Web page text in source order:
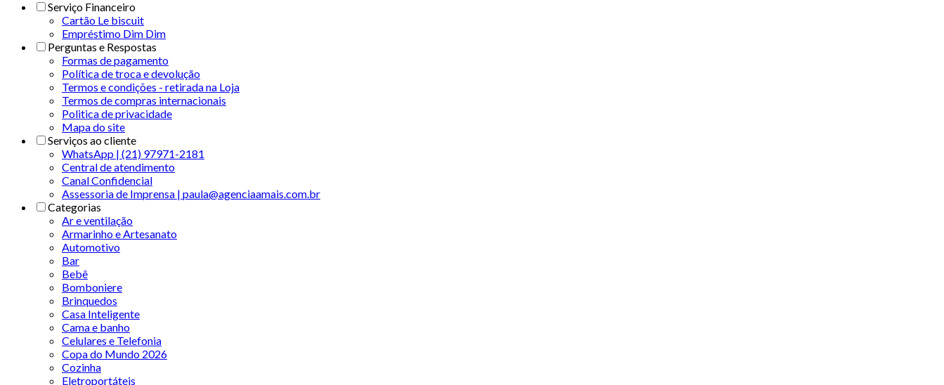
Serviço Financeiro
Cartão Le biscuit
Empréstimo Dim Dim
Perguntas e Respostas
Formas de pagamento
Política de troca e devolução
Termos e condições - retirada na Loja
Termos de compras internacionais
Politica de privacidade
Mapa do site
Serviços ao cliente
WhatsApp | (21) 97971-2181
Central de atendimento
Canal Confidencial
Assessoria de Imprensa | paula@agenciaamais.com.br
Categorias
Ar e ventilação
Armarinho e Artesanato
Automotivo
Bar
Bebê
Bomboniere
Brinquedos
Casa Inteligente
Cama e banho
Celulares e Telefonia
Copa do Mundo 2026
Cozinha
Eletroportáteis